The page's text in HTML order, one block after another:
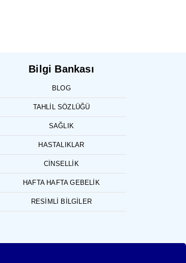
Bilgi Bankası
BLOG
TAHLIL SÖZLÜĞÜ
SAĞLIK
HASTALIKLAR
CINSELLIK
HAFTA HAFTA GEBELIK
RESIMLI BILGILER